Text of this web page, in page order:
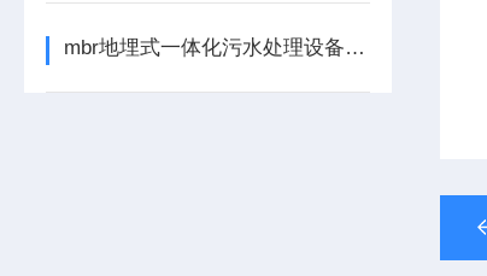
mbr地埋式一体化污水处理设备的启动与运行操作的事项